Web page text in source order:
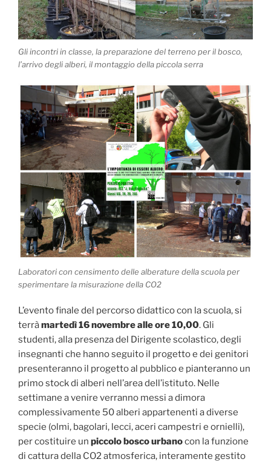
Gli incontri in classe, la preparazione del terreno per il bosco,
l’arrivo degli alberi, il montaggio della piccola serra
Laboratori con censimento delle alberature della scuola per
sperimentare la misurazione della CO2
L’evento finale del percorso didattico con la scuola, si
terràmartedì 16 novembre alle ore 10,00. Gli
studenti, alla presenza del Dirigente scolastico, degli
insegnanti che hanno seguito il progetto e dei genitori
presenteranno il progetto al pubblico e pianteranno un
primo stock di alberi nell’area dell’istituto. Nelle
settimane a venire verranno messi a dimora
complessivamente 50 alberi appartenenti a diverse
specie (olmi, bagolari, lecci, aceri campestri e ornielli),
per costituire un piccolo bosco urbanocon la funzione
di cattura della CO2 atmosferica, interamente gestito